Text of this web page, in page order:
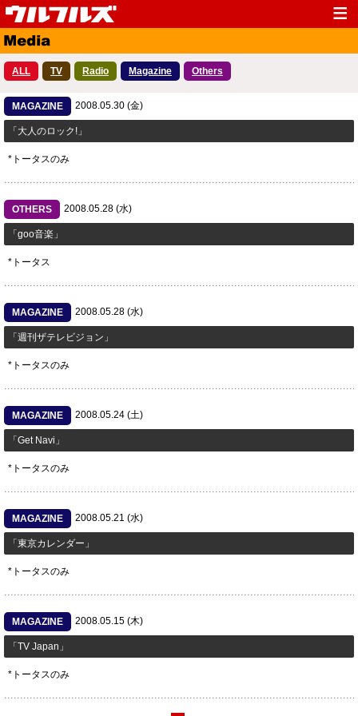
Top
Media Live
Profile
Fanclub
ALL TV Radio Magazine Others
MAGAZINE 2008.05.30 (金)
「大人のロック!」
*トータスのみ
OTHERS 2008.05.28 (水)
「goo音楽」
*トータス
MAGAZINE 2008.05.28 (水)
「週刊ザテレビジョン」
*トータスのみ
MAGAZINE 2008.05.24 (土)
「Get Navi」
*トータスのみ
MAGAZINE 2008.05.21 (水)
「東京カレンダー」
*トータスのみ
MAGAZINE 2008.05.15 (木)
「TV Japan」
*トータスのみ